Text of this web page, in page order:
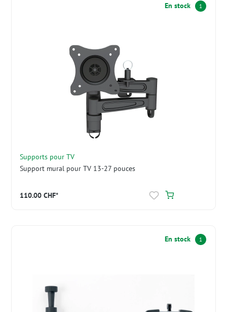
En stock 1
Supports pour TV
Support mural pour TV 13-27 pouces
110.00 CHF*
En stock 1